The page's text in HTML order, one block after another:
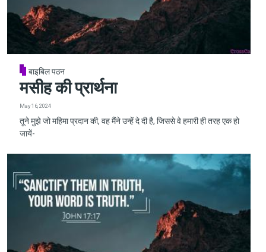
बाइबिल पठन
मसीह की प्रार्थना
May 16, 2024
तूने मुझे जो महिमा प्रदान की, वह मैंने उन्हें दे दी है, जिससे वे हमारी ही तरह एक हो
जायें-